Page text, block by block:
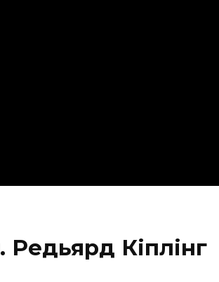
Редьярд Кіплінг